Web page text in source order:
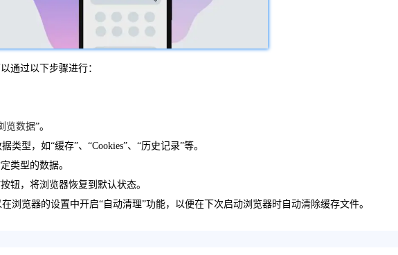
通过以下步骤进行：
览数据”。
型，如“缓存”、“Cookies”、“历史记录”等。
类型的数据。
钮，将浏览器恢复到默认状态。
浏览器的设置中开启“自动清理”功能，以便在下次启动浏览器时自动清除缓存文件。